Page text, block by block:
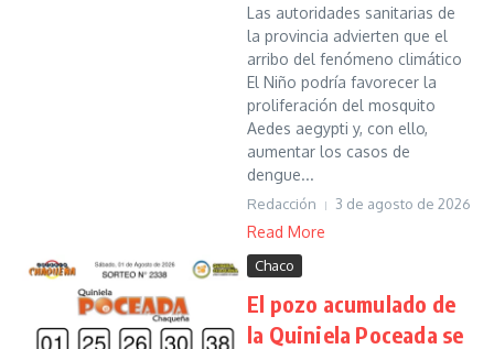
Las autoridades sanitarias de
la provincia advierten que el
arribo del fenómeno climático
El Niño podría favorecer la
proliferación del mosquito
Aedes aegypti y, con ello,
aumentar los casos de
dengue...
Redacción 3 de agosto de 2026
Read More
Chaco
El pozo acumulado de
la Quiniela Poceada se